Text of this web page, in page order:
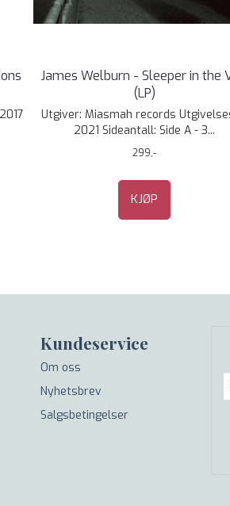
James Welburn - Sleeper in the
(LP)
Utgiver: Miasmah records
2021 Sideantall: Side A - 3...
299,-
KJØP
Kundeservice
Om oss
Nyhetsbrev
Salgsbetingelser